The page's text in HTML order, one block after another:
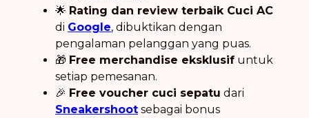
🌟 Rating dan review terbaik Cuci AC
di Google, dibuktikan dengan
pengalaman pelanggan yang puas.
🎁 Free merchandise eksklusif untuk
setiap pemesanan.
🎉 Free voucher cuci sepatu dari
Sneakershoot sebagai bonus